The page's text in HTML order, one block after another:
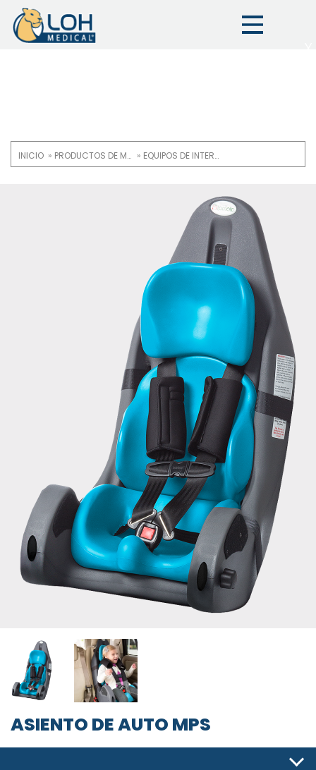
Ruta
INICIO PRODUCTOS DE MOVILIDAD Y ASISTENCIA EQUIPOS DE INTERVENCIÓN TEMPRANA
ASIENTO DE AUTO MPS